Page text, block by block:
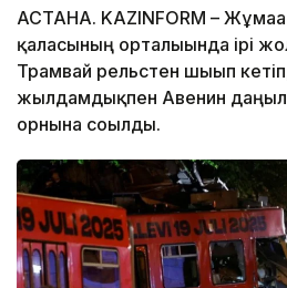
АСТАНА. KAZINFORM – Жұмаға
қаласының орталығында ірі
Трамвай рельстен шығып
жылдамдықпен Авенин
орнына соғылды.